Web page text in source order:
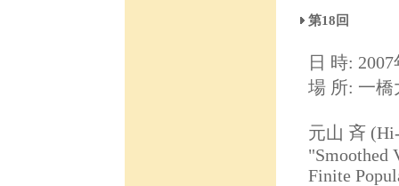
第18回
日 時:
場 所: 一橋
元山 斉
"Smoothed
Finite